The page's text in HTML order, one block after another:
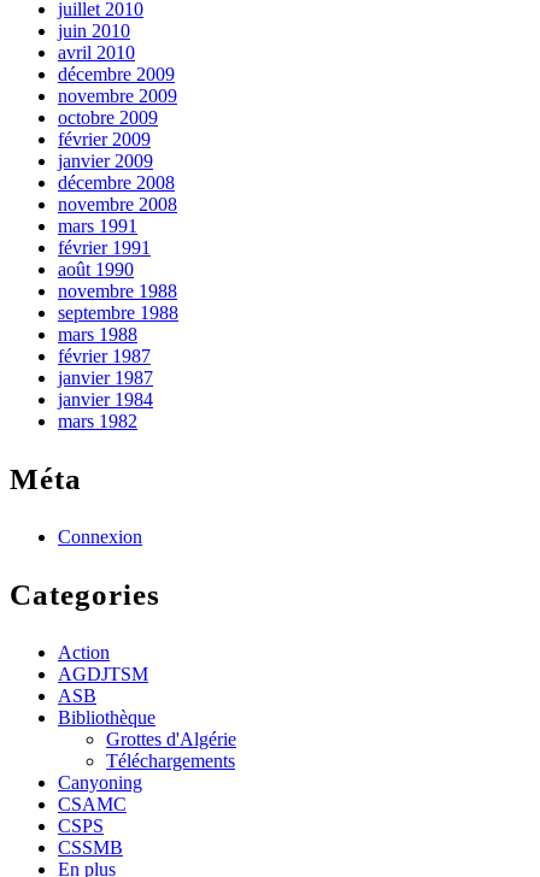
juillet 2010
juin 2010
avril 2010
décembre 2009
novembre 2009
octobre 2009
février 2009
janvier 2009
décembre 2008
novembre 2008
mars 1991
février 1991
août 1990
novembre 1988
septembre 1988
mars 1988
février 1987
janvier 1987
janvier 1984
mars 1982
Méta
Connexion
Categories
Action
AGDJTSM
ASB
Bibliothèque
Grottes d'Algérie
Téléchargements
Canyoning
CSAMC
CSPS
CSSMB
En plus